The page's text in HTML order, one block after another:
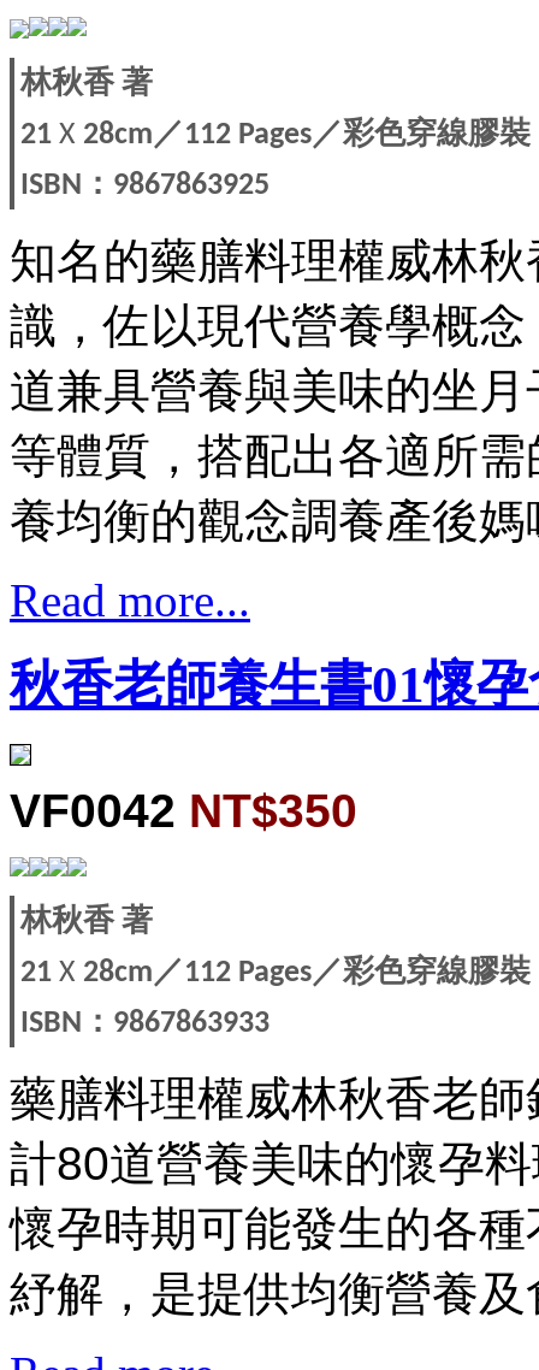
林秋香著
21 X 28cm／112 Pages／彩色穿線膠裝
ISBN ： 9867863925
知名的藥膳料理權威林
識，佐以現代營養學概
道兼具營養與美味的坐
等體質，搭配出各適所
養均衡的觀念調養產後
Read more...
秋香老師養生書01懷
VF0042 NT$350
林秋香著
21 X 28cm／112 Pages／彩色穿線膠裝
ISBN ： 9867863933
藥膳料理權威林秋香老
計80道營養美味的懷孕
懷孕時期可能發生的各
紓解，是提供均衡營養